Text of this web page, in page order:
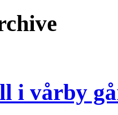
i vårby